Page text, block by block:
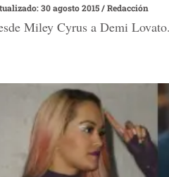
30 agosto 2015/Redacción
Miley Cyrus a Demi Lovato.